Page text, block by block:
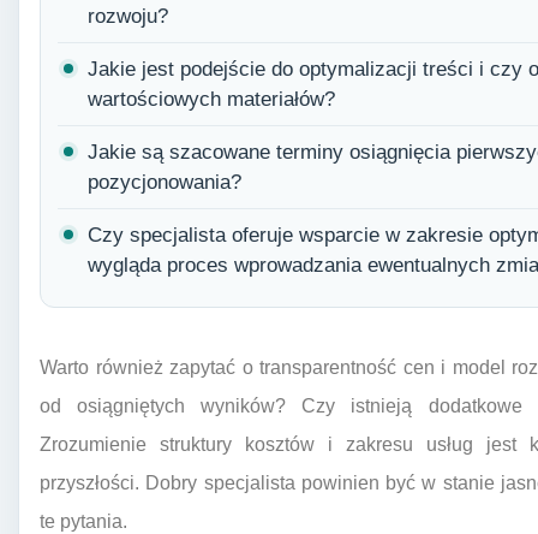
rozwoju?
Jakie jest podejście do optymalizacji treści i czy
wartościowych materiałów?
Jakie są szacowane terminy osiągnięcia
pozycjonowania?
Czy specjalista oferuje wsparcie w zakresie
wygląda proces wprowadzania ewentualnych
Warto również zapytać o transparentność cen i model
od osiągniętych wyników? Czy istnieją dodatkowe
Zrozumienie struktury kosztów i zakresu usług jest
przyszłości. Dobry specjalista powinien być w stanie
te pytania.